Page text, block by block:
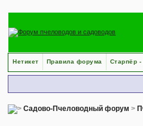
Нетикет Правила форума Старпёр
Садово-Пчеловодный форум >